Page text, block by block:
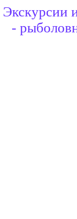
Экскурсии
-